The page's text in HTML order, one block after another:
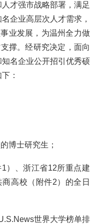
才强市战略部署，满足
企业高层次人才需求，
业发展，为温州全力做
撑。经研究决定，面向
名企业公开招引优秀硕
：
博士研究生；
）、浙江省12所重点建
高校（附件2）的全日
世界大学榜单排